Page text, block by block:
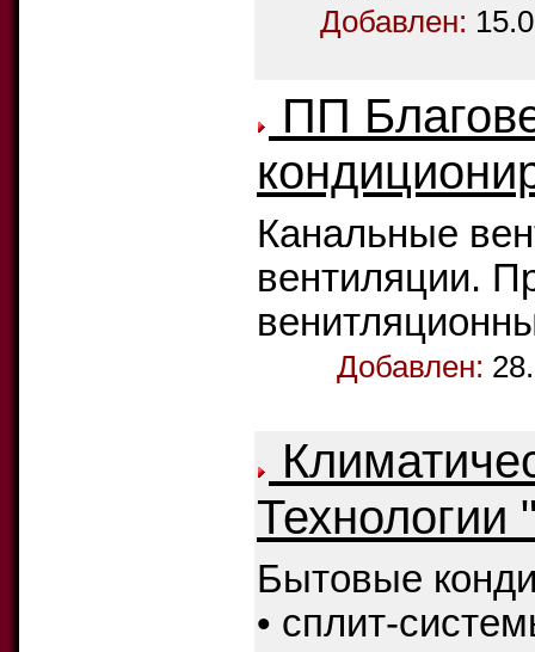
Добавлен:
ПП
Канальные
вентиляции.
Добавлен:
Технологии
Бытовые
• сплит-